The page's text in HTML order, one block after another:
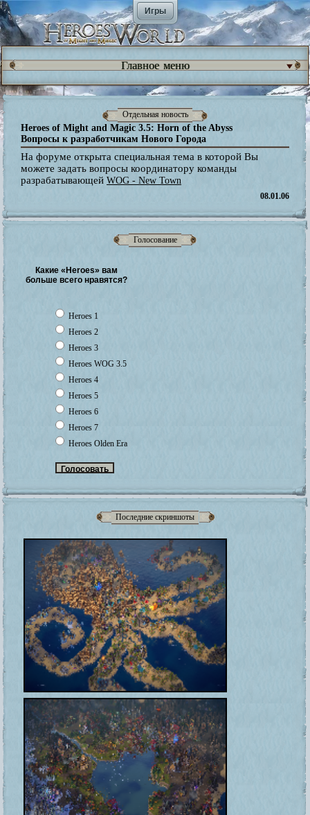
Игры
Голосование
Какие «Heroes» вам
больше всего нравятся?
Heroes 1
Heroes 2
Heroes 3
Heroes WOG 3.5
Heroes 4
Heroes 5
Heroes 6
Heroes 7
Heroes Olden Era
Последние скриншоты
Главное меню
Отдельная новость
Heroes of Might and Magic 3.5: Horn of the Abyss
Вопросы к разработчикам Нового Города
На форуме открыта специальная тема в которой Вы
можете задать вопросы координатору команды
разрабатывающей WOG - New Town
08.01.06